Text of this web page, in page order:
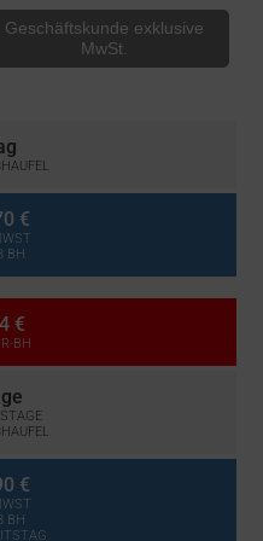
Geschäftskunde exklusive
MwSt.
€
BH
€
BH
€
BH